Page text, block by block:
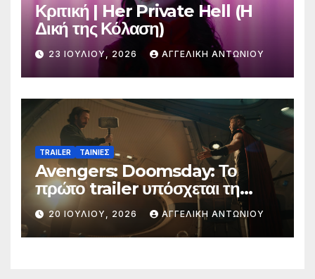
Κριτική | Her Private Hell (H
Δική της Κόλαση)
23 ΙΟΥΛΊΟΥ, 2026 ΑΓΓΕΛΙΚΉ ΑΝΤΩΝΊΟΥ
TRAILER ΤΑΙΝΙΕΣ
Avengers: Doomsday: Το
πρώτο trailer υπόσχεται τη
μεγαλύτερη μάχη στην ιστορία
της Marvel
20 ΙΟΥΛΊΟΥ, 2026 ΑΓΓΕΛΙΚΉ ΑΝΤΩΝΊΟΥ